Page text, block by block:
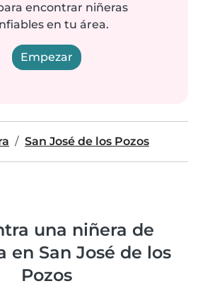
encontrar niñeras
en tu área.
Empezar
San José de los Pozos
una niñera de
en San José de los
Pozos